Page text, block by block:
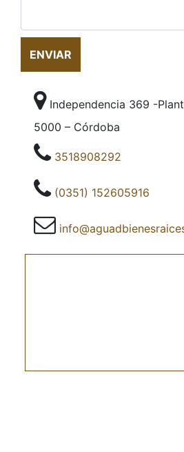
ENVIAR
Independencia 369 -
5000 – Córdoba
3518908292
(0351) 152605916